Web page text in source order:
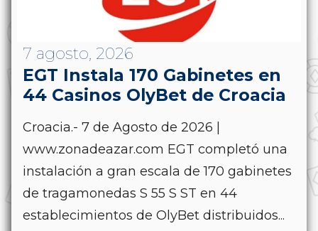
7 agosto, 2026
EGT Instala 170 Gabinetes en
44 Casinos OlyBet de Croacia
Croacia.- 7 de Agosto de 2026 |
www.zonadeazar.com EGT completó una
instalación a gran escala de 170 gabinetes
de tragamonedas S 55 S ST en 44
establecimientos de OlyBet distribuidos...